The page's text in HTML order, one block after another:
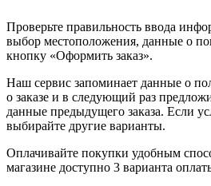
Проверьте правильность ввода
выбор местоположения, данные о
кнопку «Оформить заказ».
Наш сервис запоминает данные о
о заказе и в следующий раз
данные предыдущего заказа. Если
выбирайте другие варианты.
Оплачивайте покупки удобным
магазине доступно 3 варианта